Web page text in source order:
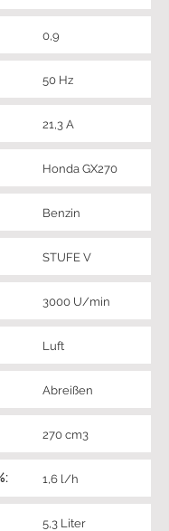
0,9
50 Hz
21,3 A
Honda GX270
Benzin
STUFE V
3000 U/min
Luft
Abreißen
270 cm3
1,6 l/h
5,3 Liter